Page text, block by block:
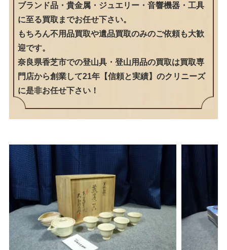
ブランド品・貴金属・ジュエリー・音響機器・工具
に至る買取までお任せ下さい。
もちろん不用品買取や遺品買取のみのご依頼も大歓
迎です。
奈良県香芝市での登山具・登山用品の買取は買取専
門店から創業して21年【信頼と実績】のクリニーズ
に是非お任せ下さい！